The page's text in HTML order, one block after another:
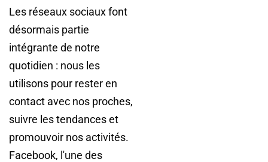
Les réseaux sociaux font
désormais partie
intégrante de notre
quotidien : nous les
utilisons pour rester en
contact avec nos proches,
suivre les tendances et
promouvoir nos activités.
Facebook, l'une des